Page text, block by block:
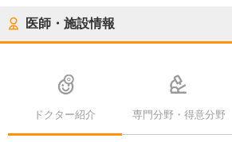
医師・施設情報
ドクター紹介 専門分野・得意分野